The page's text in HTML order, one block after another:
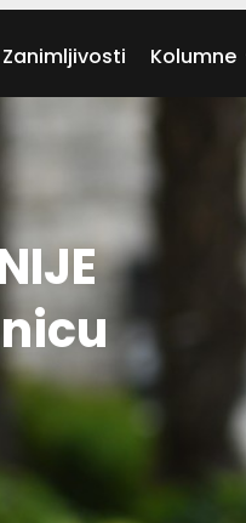
Zanimljivosti Kolumne